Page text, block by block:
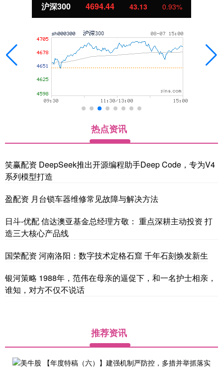
沪深300 4694.44 43.13 0.93%
热点资讯
笑赢配资 DeepSeek推出开源编程助手Deep Code，专为V4
系列模型打造
盈配资 月台锁车器维修常见故障与解决方法
日斗-优配 信达澳亚基金总经理方敬： 重点深耕主动投资 打
造三大核心产品线
国荣配资 河南洛阳：数字技术定格石窟 千年石刻焕发新生
银河策略 1988年，范伟在母亲的逼促下，和一名护士相亲，
谁知，对方不仅不说话
推荐资讯